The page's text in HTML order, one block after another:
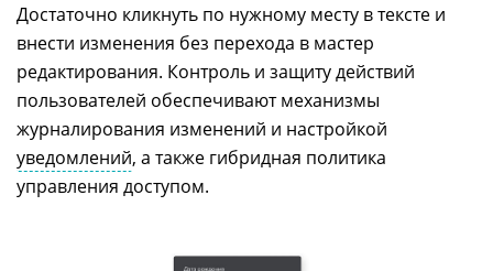
Достаточно кликнуть по нужному месту в тексте и
внести изменения без перехода в мастер
редактирования. Контроль и защиту действий
пользователей обеспечивают механизмы
журналирования изменений и настройкой
уведомлений, а также гибридная политика
управления доступом.